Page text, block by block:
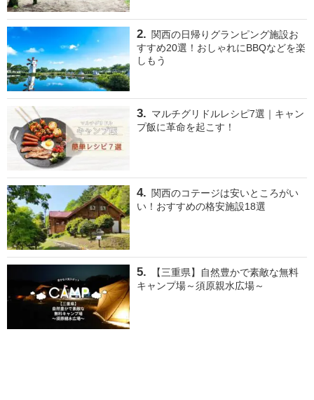
関西の日帰りグランピング施設お
すすめ20選！おしゃれにBBQなどを楽
しもう
マルチグリドルレシピ7選｜キャン
プ飯に革命を起こす！
関西のコテージは安いところがい
い！おすすめの格安施設18選
【三重県】自然豊かで素敵な無料
キャンプ場～須原親水広場～